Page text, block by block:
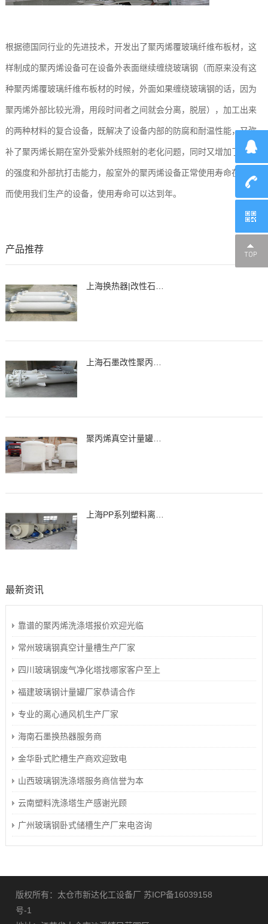
根据德国同行业的先进技术，开发出了聚丙烯覆玻璃纤维布板材，这
样制成的聚丙烯设备可在设备外表面继续缠绕玻璃钢（而原来没有这
种聚丙烯覆玻璃纤维布板材的时候，外面如果缠绕玻璃钢的话，因为
聚丙烯外部比较光滑，用段时间者之间就会分离，脱层），加工出来
的两种材料的复合设备，既解决了设备内部的防腐和耐温性能，又弥
补了聚丙烯长期在室外受紫外线照射的老化问题，同时又增加了设备
的强度和外部抗打击能力，般室外的聚丙烯设备正常使用寿命在-年，
而使用我们生产的设备，使用寿命可以达到年。
产品推荐
聚丙烯真空计量罐、缓冲罐、高位槽
上海PP系列塑料离心通风机，风机
最新资讯
靠谱的聚丙烯洗涤塔报价欢迎光临
常州玻璃钢真空计量槽生产厂家
四川玻璃钢废气净化塔找哪家客户至上
福建玻璃钢计量罐厂家恭请合作
专业的离心通风机生产厂家
海南石墨换热器服务商
金华卧式贮槽生产商欢迎致电
山西玻璃钢洗涤塔服务商信誉为本
云南塑料洗涤塔生产感谢光顾
广州玻璃钢卧式储槽生产厂来电咨询
版权所有：太仓市新达化工设备厂 苏ICP备16039158
号-1